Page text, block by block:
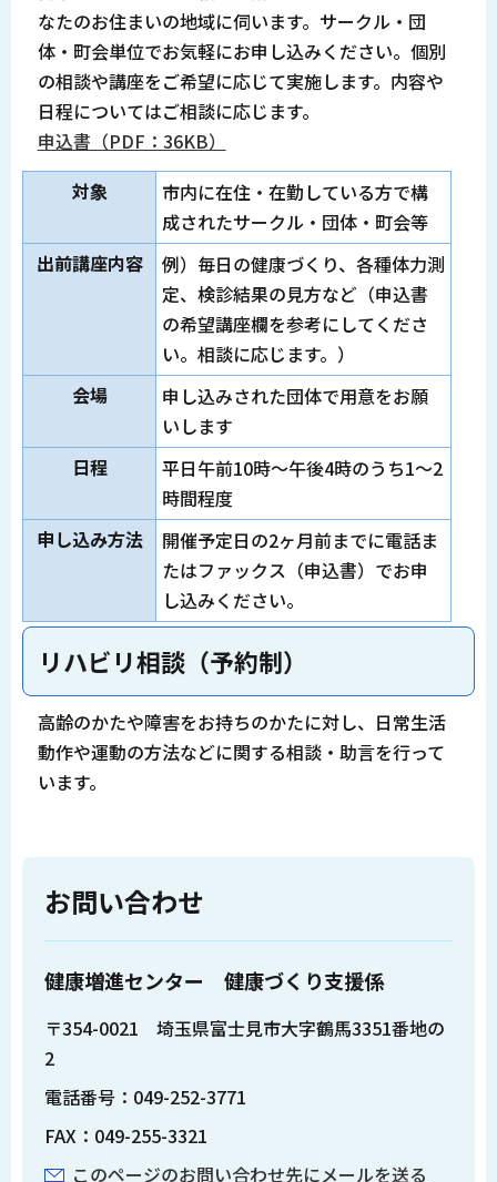
なたのお住まいの地域に伺います。サークル・団
体・町会単位でお気軽にお申し込みください。個別
の相談や講座をご希望に応じて実施します。内容や
日程についてはご相談に応じます。
申込書（PDF：36KB）
対象
市内に在住・在勤している方で構
成されたサークル・団体・町会等
出前講座内容
例）毎日の健康づくり、各種体力測
定、検診結果の見方など（申込書
の希望講座欄を参考にしてくださ
い。相談に応じます。）
会場
申し込みされた団体で用意をお願
いします
日程
平日午前10時～午後4時のうち1～2
時間程度
申し込み方法
開催予定日の2ヶ月前までに電話ま
たはファックス（申込書）でお申
し込みください。
リハビリ相談（予約制）
高齢のかたや障害をお持ちのかたに対し、日常生活
動作や運動の方法などに関する相談・助言を行って
います。
お問い合わせ
健康増進センター 健康づくり支援係
〒354-0021 埼玉県富士見市大字鶴馬3351番地の
2
電話番号：049-252-3771
FAX：049-255-3321
このページのお問い合わせ先にメールを送る